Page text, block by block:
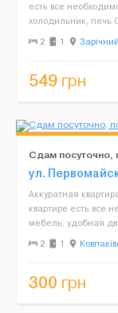
есть все
холодильник, печь
белье.
2 1 Зарічний
549 грн
Сдам посуточно,
ул.
Аккуратная
квартире есть все
мебель, удобная
матрасом,
2 1
300 грн